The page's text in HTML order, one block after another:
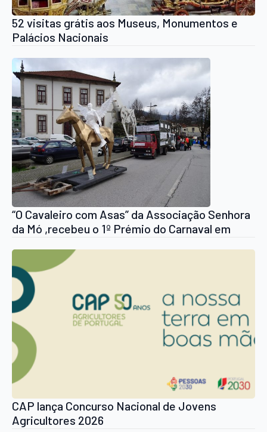
52 visitas grátis aos Museus, Monumentos e
Palácios Nacionais
“O Cavaleiro com Asas” da Associação Senhora
da Mó ,recebeu o 1º Prémio do Carnaval em
CAP lança Concurso Nacional de Jovens
Agricultores 2026